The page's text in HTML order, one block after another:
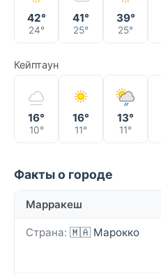
42°
24°
41°
25°
39°
25°
Кейптаун
16°
10°
16°
11°
13°
11°
Факты о городе
Марракеш
Страна: 🇲🇦 Марокко